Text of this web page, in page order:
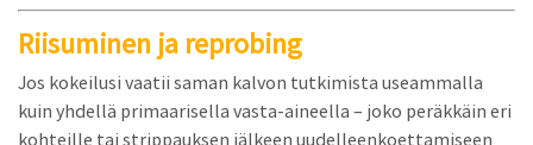
Riisuminen ja reprobing
Jos kokeilusi vaatii saman kalvon tutkimista useammalla
kuin yhdellä primaarisella vasta-aineella – joko peräkkäin eri
kohteille tai strippauksen jälkeen uudelleenkoettamiseen